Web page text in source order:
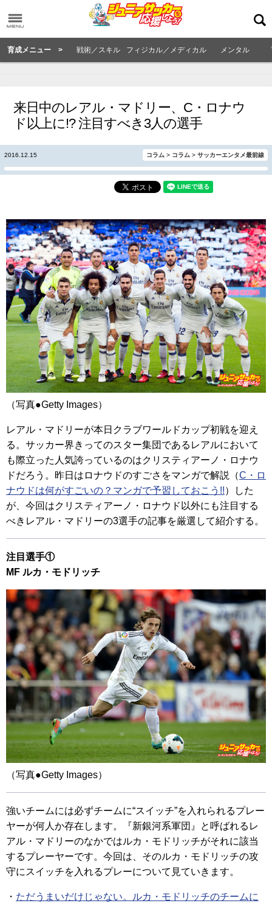
育成メニュー > 戦術／スキル フィジカル／メディカル メンタル
来日中のレアル・マドリー、C・ロナウ
ド以上に!? 注目すべき3人の選手
2016.12.15 コラム > コラム > サッカーエンタメ最前線
（写真●Getty Images）
レアル・マドリーが本日クラブワールドカップ初戦を迎え
る。サッカー界きってのスター集団であるレアルにおいて
も際立った人気誇っているのはクリスティアーノ・ロナウ
ドだろう。昨日はロナウドのすごさをマンガで解説（C・ロ
ナウドは何がすごいの？マンガで予習しておこう!!）した
が、今回はクリスティアーノ・ロナウド以外にも注目する
べきレアル・マドリーの3選手の記事を厳選して紹介する。
注目選手①
MF ルカ・モドリッチ
（写真●Getty Images）
強いチームには必ずチームに“スイッチ”を入れられるプレー
ヤーが何人か存在します。『新銀河系軍団』と呼ばれるレ
アル・マドリーのなかではルカ・モドリッチがそれに該当
するプレーヤーです。今回は、そのルカ・モドリッチの攻
守にスイッチを入れるプレーについて見ていきます。
・ ただうまいだけじゃない。ルカ・モドリッチのチームに